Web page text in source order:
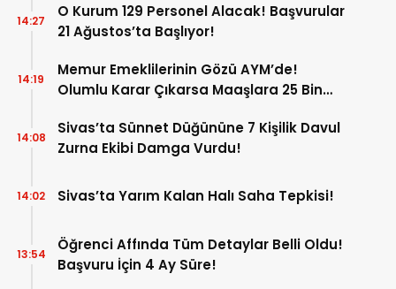
O Kurum 129 Personel Alacak! Başvurular
21 Ağustos’ta Başlıyor!
14:27
Memur Emeklilerinin Gözü AYM’de!
Olumlu Karar Çıkarsa Maaşlara 25 Bin
14:19
Sivas’ta Sünnet Düğününe 7 Kişilik Davul
Zurna Ekibi Damga Vurdu!
14:08
Sivas’ta Yarım Kalan Halı Saha Tepkisi!
14:02
Öğrenci Affında Tüm Detaylar Belli Oldu!
Başvuru İçin 4 Ay Süre!
13:54